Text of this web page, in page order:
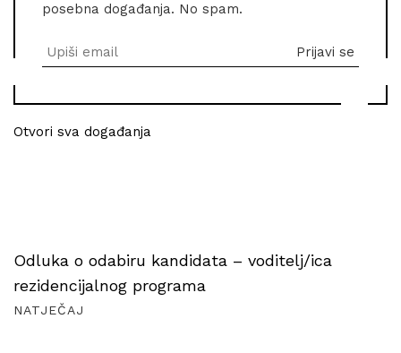
posebna događanja. No spam.
Otvori sva događanja
Odluka o odabiru kandidata – voditelj/ica
rezidencijalnog programa
NATJEČAJ